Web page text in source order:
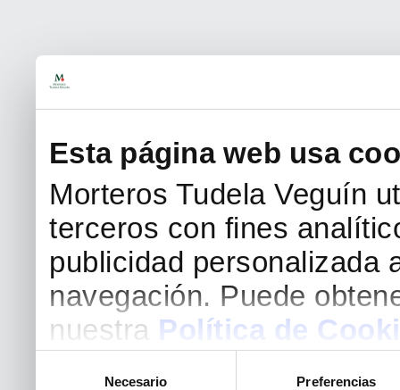
Esta página web usa
Morteros Tudela Veguín
terceros con fines
publicidad personalizada
navegación. Puede
nuestra Política de
Necesario Preferencias